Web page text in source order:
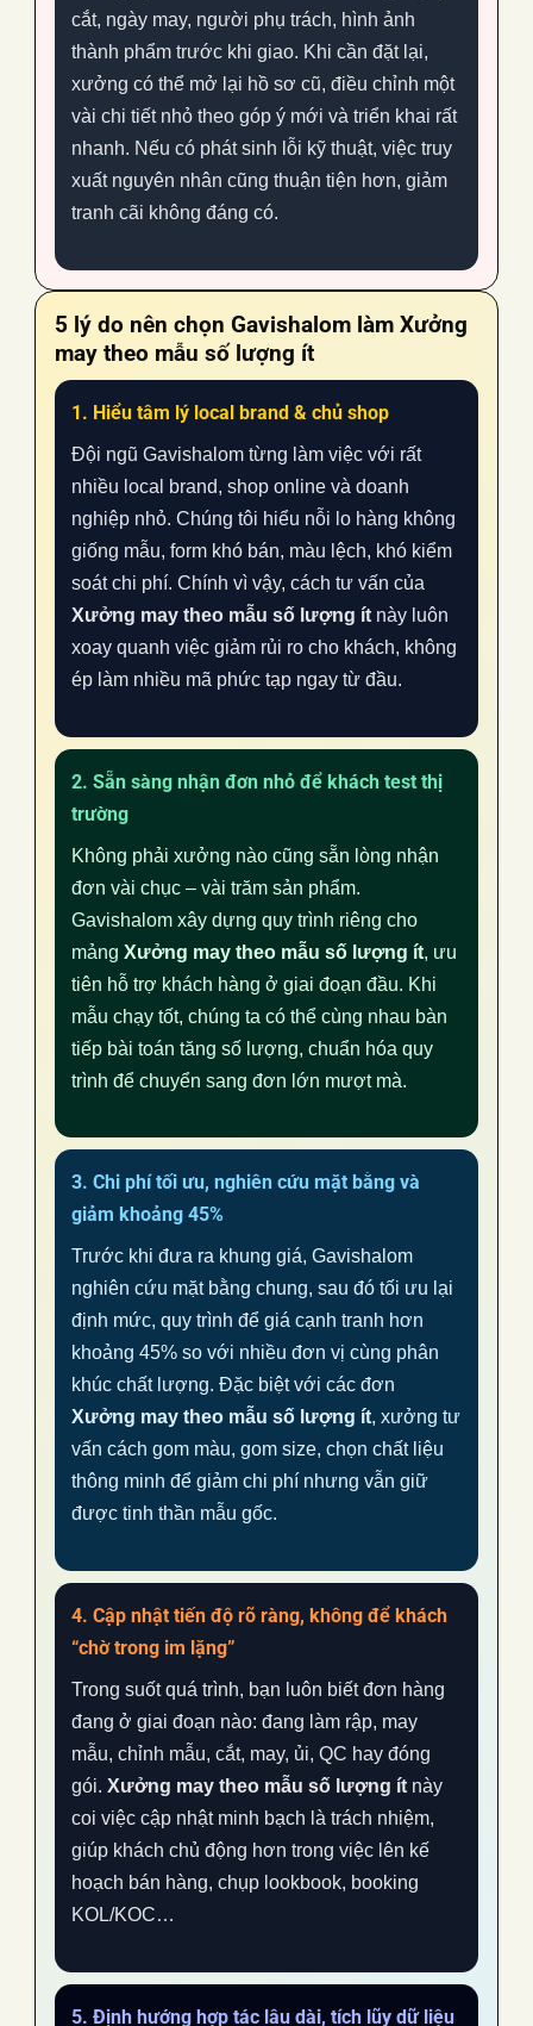
cắt, ngày may, người phụ trách, hình ảnh
thành phẩm trước khi giao. Khi cần đặt lại,
xưởng có thể mở lại hồ sơ cũ, điều chỉnh một
vài chi tiết nhỏ theo góp ý mới và triển khai rất
nhanh. Nếu có phát sinh lỗi kỹ thuật, việc truy
xuất nguyên nhân cũng thuận tiện hơn, giảm
tranh cãi không đáng có.
5 lý do nên chọn Gavishalom làm Xưởng
may theo mẫu số lượng ít
1. Hiểu tâm lý local brand & chủ shop
Đội ngũ Gavishalom từng làm việc với rất
nhiều local brand, shop online và doanh
nghiệp nhỏ. Chúng tôi hiểu nỗi lo hàng không
giống mẫu, form khó bán, màu lệch, khó kiểm
soát chi phí. Chính vì vậy, cách tư vấn của
Xưởng may theo mẫu số lượng ít này luôn
xoay quanh việc giảm rủi ro cho khách, không
ép làm nhiều mã phức tạp ngay từ đầu.
2. Sẵn sàng nhận đơn nhỏ để khách test thị
trường
Không phải xưởng nào cũng sẵn lòng nhận
đơn vài chục – vài trăm sản phẩm.
Gavishalom xây dựng quy trình riêng cho
mảng Xưởng may theo mẫu số lượng ít, ưu
tiên hỗ trợ khách hàng ở giai đoạn đầu. Khi
mẫu chạy tốt, chúng ta có thể cùng nhau bàn
tiếp bài toán tăng số lượng, chuẩn hóa quy
trình để chuyển sang đơn lớn mượt mà.
3. Chi phí tối ưu, nghiên cứu mặt bằng và
giảm khoảng 45%
Trước khi đưa ra khung giá, Gavishalom
nghiên cứu mặt bằng chung, sau đó tối ưu lại
định mức, quy trình để giá cạnh tranh hơn
khoảng 45% so với nhiều đơn vị cùng phân
khúc chất lượng. Đặc biệt với các đơn
Xưởng may theo mẫu số lượng ít, xưởng tư
vấn cách gom màu, gom size, chọn chất liệu
thông minh để giảm chi phí nhưng vẫn giữ
được tinh thần mẫu gốc.
4. Cập nhật tiến độ rõ ràng, không để khách
“chờ trong im lặng”
Trong suốt quá trình, bạn luôn biết đơn hàng
đang ở giai đoạn nào: đang làm rập, may
mẫu, chỉnh mẫu, cắt, may, ủi, QC hay đóng
gói. Xưởng may theo mẫu số lượng ít này
coi việc cập nhật minh bạch là trách nhiệm,
giúp khách chủ động hơn trong việc lên kế
hoạch bán hàng, chụp lookbook, booking
KOL/KOC…
5. Định hướng hợp tác lâu dài, tích lũy dữ liệu